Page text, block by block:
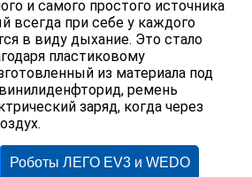
и самого простого источника
всегда при себе у каждого
в виду дыхание. Это стало
пластиковому
из материала под
ремень
заряд, когда через
Роботы ЛЕГО EV3 и WEDO